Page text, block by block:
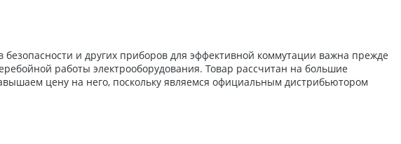
и других приборов для эффективной коммутации важна прежде
работы электрооборудования. Товар рассчитан на большие
цену на него, поскольку являемся официальным дистрибьютором